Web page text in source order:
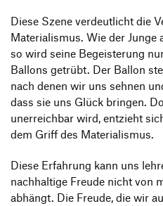
Diese Szene verdeutlicht die
Materialismus. Wie der Junge
so wird seine Begeisterung
Ballons getrübt. Der Ballon
nach denen wir uns sehnen
dass sie uns Glück bringen.
unerreichbar wird, entzieht
dem Griff des Materialismus.
Diese Erfahrung kann uns
nachhaltige Freude nicht von
abhängt. Die Freude, die wir